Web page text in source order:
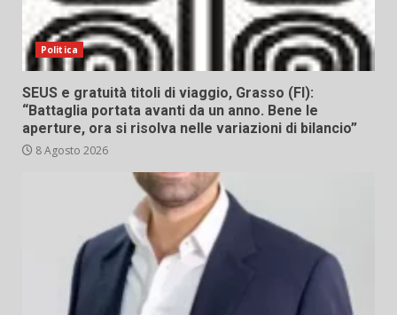
Politica
SEUS e gratuità titoli di viaggio, Grasso (FI):
“Battaglia portata avanti da un anno. Bene le
aperture, ora si risolva nelle variazioni di bilancio”
8 Agosto 2026